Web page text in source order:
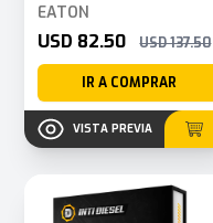
EATON
USD 82.50 USD 137.50
IR A COMPRAR
VISTA PREVIA